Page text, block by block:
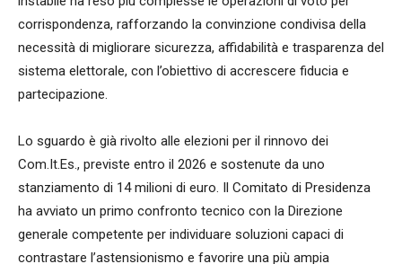
corrispondenza, rafforzando la convinzione condivisa della
necessità di migliorare sicurezza, affidabilità e trasparenza del
sistema elettorale, con l’obiettivo di accrescere fiducia e
partecipazione.
Lo sguardo è già rivolto alle elezioni per il rinnovo dei
Com.It.Es., previste entro il 2026 e sostenute da uno
stanziamento di 14 milioni di euro. Il Comitato di Presidenza
ha avviato un primo confronto tecnico con la Direzione
generale competente per individuare soluzioni capaci di
contrastare l’astensionismo e favorire una più ampia